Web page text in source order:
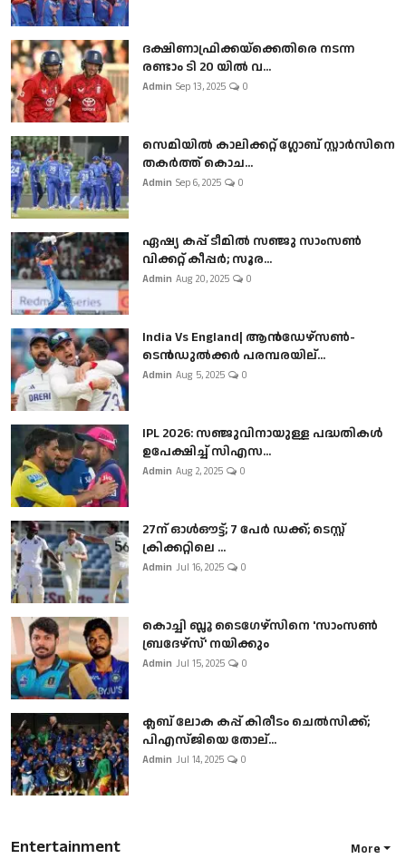
ദക്ഷിണാഫ്രിക്കയ്‌ക്കെതിരെ നടന്ന
രണ്ടാം ടി 20 യിൽ വ...
Admin Sep 13, 2025 0
സെമിയിൽ കാലിക്കറ്റ് ഗ്ലോബ് സ്റ്റാർസിനെ
തകർത്ത് കൊച...
Admin Sep 6, 2025 0
ഏഷ്യ കപ്പ് ടീമിൽ സഞ്ജു സാംസൺ
വിക്കറ്റ് കീപ്പർ; സൂര...
Admin Aug 20, 2025 0
India Vs England| ആൻഡേഴ്സൺ-
ടെൻഡുല്‍ക്കർ പരമ്പരയില്...
Admin Aug 5, 2025 0
IPL 2026: സഞ്ജുവിനായുള്ള പദ്ധതികൾ
ഉപേക്ഷിച്ച് സിഎസ...
Admin Aug 2, 2025 0
27ന് ഓൾഔട്ട്; 7 പേർ ഡക്ക്; ടെസ്റ്റ്
ക്രിക്കറ്റിലെ ...
Admin Jul 16, 2025 0
കൊച്ചി ബ്ലൂ ടൈഗേഴ്സിനെ 'സാംസൺ
ബ്രദേഴ്സ്' നയിക്കും
Admin Jul 15, 2025 0
ക്ലബ് ലോക കപ്പ് കിരീടം ചെല്‍സിക്ക്;
പിഎസ്ജിയെ തോല്...
Admin Jul 14, 2025 0
Entertainment More